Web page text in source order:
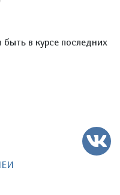
в курсе последних